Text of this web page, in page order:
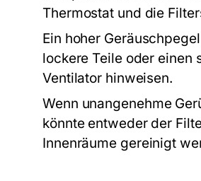
Thermostat und die
Ein hoher
lockere Teile oder einen
Ventilator hinweisen.
Wenn unangenehme
könnte entweder der
Innenräume gereinigt